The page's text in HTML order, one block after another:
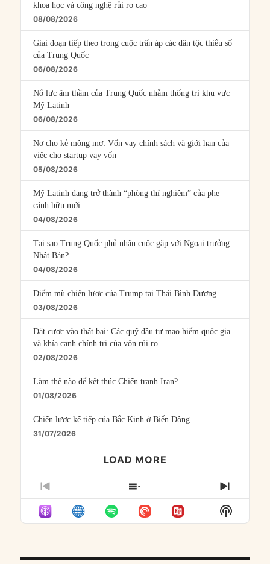
khoa học và công nghệ rủi ro cao
08/08/2026
Giai đoạn tiếp theo trong cuộc trấn áp các dân tộc thiểu số
của Trung Quốc
06/08/2026
Nỗ lực âm thầm của Trung Quốc nhằm thống trị khu vực
Mỹ Latinh
06/08/2026
Nợ cho kẻ mộng mơ: Vốn vay chính sách và giới hạn của
việc cho startup vay vốn
05/08/2026
Mỹ Latinh đang trở thành “phòng thí nghiệm” của phe
cánh hữu mới
04/08/2026
Tại sao Trung Quốc phủ nhận cuộc gặp với Ngoại trưởng
Nhật Bản?
04/08/2026
Điểm mù chiến lược của Trump tại Thái Bình Dương
03/08/2026
Đặt cược vào thất bại: Các quỹ đầu tư mạo hiểm quốc gia
và khía cạnh chính trị của vốn rủi ro
02/08/2026
Làm thế nào để kết thúc Chiến tranh Iran?
01/08/2026
Chiến lược kế tiếp của Bắc Kinh ở Biển Đông
31/07/2026
LOAD MORE
PREVIOUS
EPISODE
SHOW
EPISODES
LIST
NEXT
Show
Podcast